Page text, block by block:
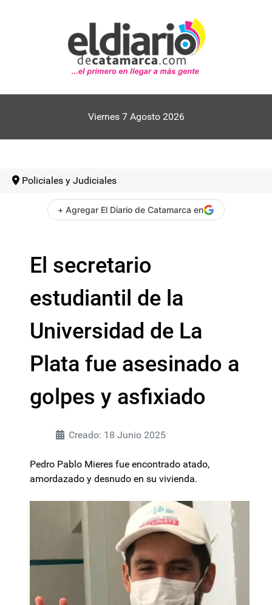
Viernes 7 Agosto 2026
Policiales y Judiciales
+ Agregar El Diario de Catamarca en
El secretario
estudiantil de la
Universidad de La
Plata fue asesinado a
golpes y asfixiado
Creado: 18 Junio 2025
Pedro Pablo Mieres fue encontrado atado,
amordazado y desnudo en su vivienda.